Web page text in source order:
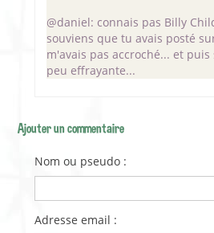
@daniel: connais pas Billy
souviens que tu avais posté
m'avais pas accroché... et
peu effrayante...
Ajouter un commentaire
Nom ou pseudo :
Adresse email :